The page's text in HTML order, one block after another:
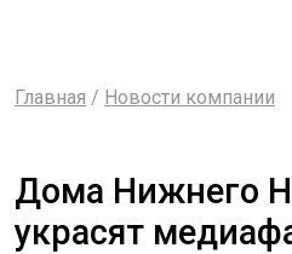
Главная / Новости компании
Дома Нижнего
украсят